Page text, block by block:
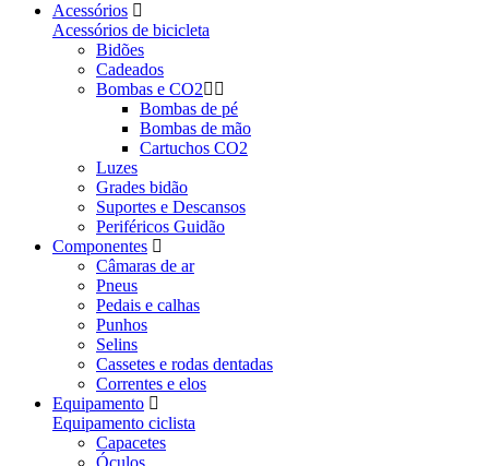
Acessórios
Acessórios de bicicleta
Bidões
Cadeados
Bombas e CO2
Bombas de pé
Bombas de mão
Cartuchos CO2
Luzes
Grades bidão
Suportes e Descansos
Periféricos Guidão
Componentes
Câmaras de ar
Pneus
Pedais e calhas
Punhos
Selins
Cassetes e rodas dentadas
Correntes e elos
Equipamento
Equipamento ciclista
Capacetes
Óculos